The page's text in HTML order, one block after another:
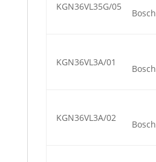
KGN36VL35G/05
Bosch
KGN36VL3A/01
Bosch
KGN36VL3A/02
Bosch